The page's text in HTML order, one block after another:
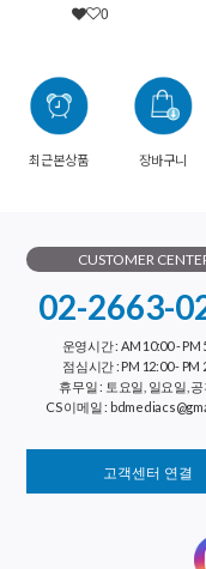
0
최근본상품 장바구니
CUSTOMER
02-2663-
운영시간 : AM 10:00 - PM
점심시간 : PM 12:00 - PM
휴무일 : 토요일, 일요일,
CS 이메일 :
고객센터 연결